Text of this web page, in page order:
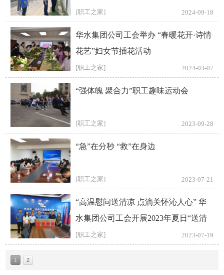
[职工之家] 2024-09-18
[职工之家]
华水集团公司工会举办 “春暖花开·诗情
花艺”妇女节插花活动
2024-03-07
[职工之家]
“强体魄 聚合力”职工趣味运动会
2023-09-28
[职工之家]
“急”在分秒 “救”在身边
2023-07-21
[职工之家]
“高温慰问送清凉 点滴关怀沁人心” 华
水集团公司工会开展2023年夏日“送清
凉”慰问工作
2023-07-19
1 2